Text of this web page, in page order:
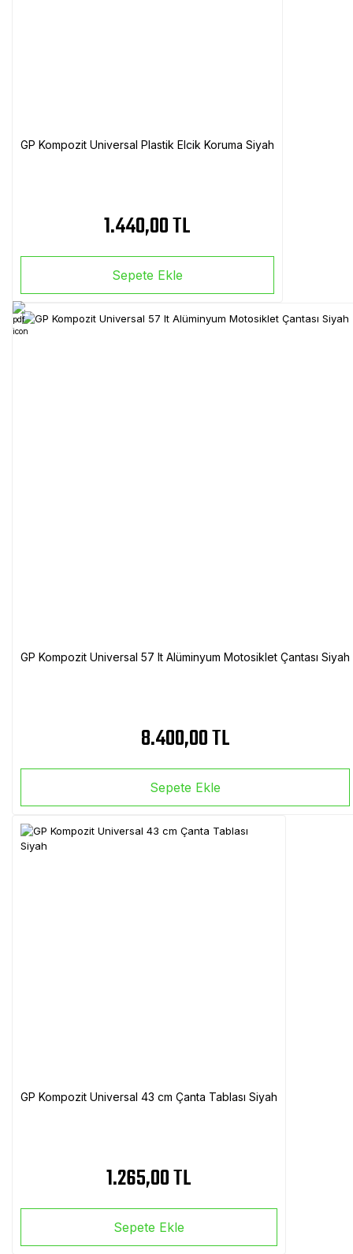
GP Kompozit Universal Plastik Elcik Koruma Siyah
1.440,00 TL
Sepete Ekle
GP Kompozit Universal 57 lt Alüminyum Motosiklet Çantası Siyah
8.400,00 TL
Sepete Ekle
GP Kompozit Universal 43 cm Çanta Tablası Siyah
1.265,00 TL
Sepete Ekle